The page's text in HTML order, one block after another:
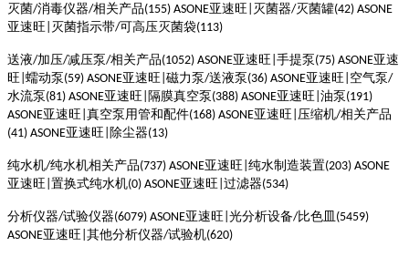
灭菌/消毒仪器/相关产品(155) ASONE亚速旺 灭菌器/灭菌罐(42) ASONE
亚速旺 灭菌指示带/可高压灭菌袋(113)
送液/加压/减压泵/相关产品(1052) ASONE亚速旺 手提泵(75) ASONE亚速
旺 蠕动泵(59) ASONE亚速旺 磁力泵/送液泵(36) ASONE亚速旺 空气泵/
水流泵(81) ASONE亚速旺 隔膜真空泵(388) ASONE亚速旺 油泵(191)
ASONE亚速旺 真空泵用管和配件(168) ASONE亚速旺 压缩机/相关产品
(41) ASONE亚速旺 除尘器(13)
纯水机/纯水机相关产品(737) ASONE亚速旺 纯水制造装置(203) ASONE
亚速旺 置换式纯水机(0) ASONE亚速旺 过滤器(534)
分析仪器/试验仪器(6079) ASONE亚速旺 光分析设备/比色皿 (5459)
ASONE亚速旺 其他分析仪器/试验机(620)